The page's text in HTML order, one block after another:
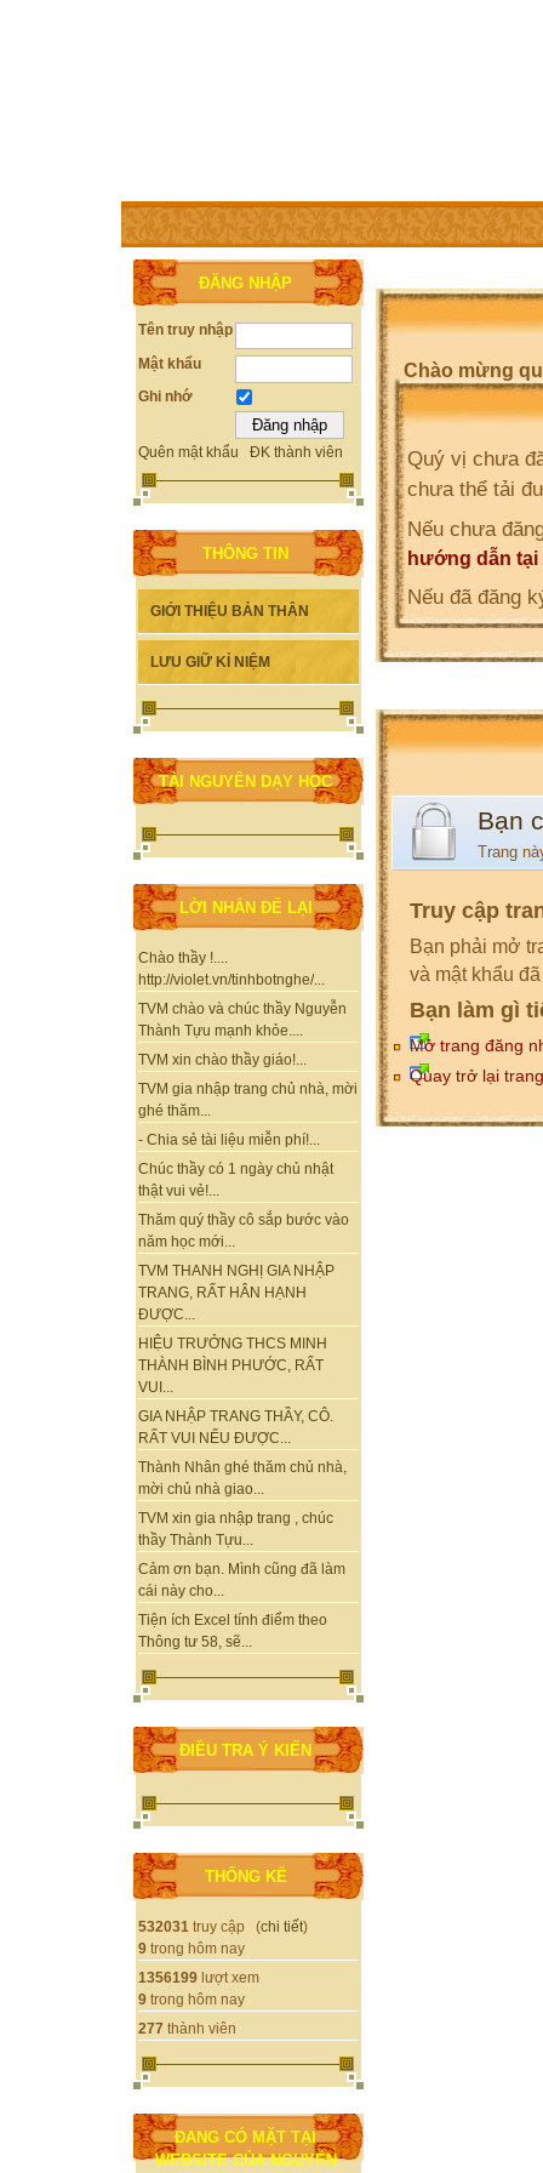
TRANG CHỦ THÀNH VIÊN TRỢ GIÚP WEBSITE
ĐĂNG NHẬP
Tên truy nhập
Mật khẩu
Ghi nhớ
Quên mật khẩu ĐK thành viên
THÔNG TIN
GIỚI THIỆU BẢN THÂN
LƯU GIỮ KỈ NIỆM
TÀI NGUYÊN DẠY HỌC
LỜI NHẮN ĐỂ LẠI
Chào thầy !....
http://violet.vn/tinhbotnghe/...
TVM chào và chúc thầy Nguyễn
Thành Tựu mạnh khỏe....
TVM xin chào thầy giáo!...
TVM gia nhập trang chủ nhà, mời
ghé thăm...
- Chia sẻ tài liệu miễn phí!...
Chúc thầy có 1 ngày chủ nhật
thật vui vẻ!...
Thăm quý thầy cô sắp bước vào
năm học mới...
TVM THANH NGHỊ GIA NHẬP
TRANG, RẤT HÂN HẠNH
ĐƯỢC...
HIỆU TRƯỞNG THCS MINH
THÀNH BÌNH PHƯỚC, RẤT
VUI...
GIA NHẬP TRANG THẦY, CÔ.
RẤT VUI NẾU ĐƯỢC...
Thành Nhân ghé thăm chủ nhà,
mời chủ nhà giao...
TVM xin gia nhập trang , chúc
thầy Thành Tựu...
Cảm ơn bạn. Mình cũng đã làm
cái này cho...
Tiện ích Excel tính điểm theo
Thông tư 58, sẽ...
ĐIỀU TRA Ý KIẾN
THỐNG KÊ
532031 truy cập (chi tiết)
9 trong hôm nay
1356199 lượt xem
9 trong hôm nay
277 thành viên
ĐANG CÓ MẶT TẠI
WEBSITE CỦA NGUYỄN
Chào mừng
Quý vị chưa
chưa thể tải
Nếu chưa
hướng dẫn tại
Nếu đã đăng
Bạn
Trang
Truy cập
Bạn phải mở
và mật khẩu
Bạn làm gì
Mở trang đăng
Quay trở lại